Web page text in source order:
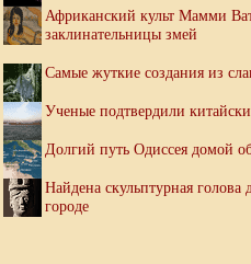
Африканский культ Мамми
заклинательницы змей
Самые жуткие создания из
Ученые подтвердили
Долгий путь Одиссея домой
Найдена скульптурная
городе